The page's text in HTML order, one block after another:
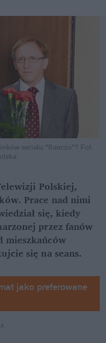
serialu "Ranczo"? Fot.
Polskiej,
Prace nad nimi
się, kiedy
przez fanów
mieszkańców
się na seans.
jako preferowane